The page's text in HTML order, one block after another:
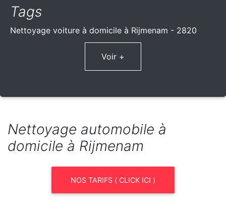
Tags
Nettoyage voiture à domicile à Rijmenam - 2820
Voir +
Nettoyage automobile à
domicile à Rijmenam
NOS TARIFS ( CLICK ICI )